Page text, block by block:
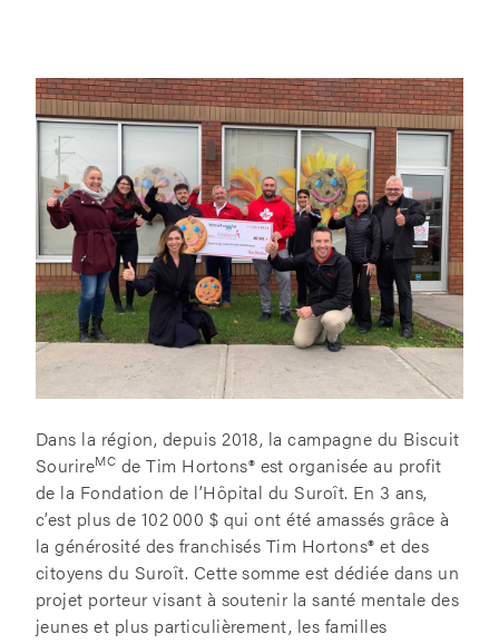
Dans la région, depuis 2018, la campagne du Biscuit
SourireMC de Tim Hortons® est organisée au profit
de la Fondation de l’Hôpital du Suroît. En 3 ans,
c’est plus de 102 000 $ qui ont été amassés grâce à
la générosité des franchisés Tim Hortons® et des
citoyens du Suroît. Cette somme est dédiée dans un
projet porteur visant à soutenir la santé mentale des
jeunes et plus particulièrement, les familles